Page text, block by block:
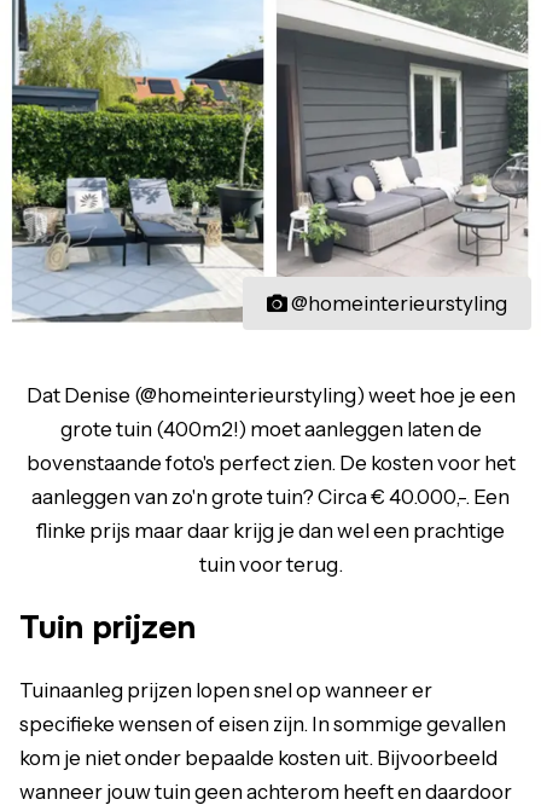
@homeinterieurstyling
Dat Denise (@homeinterieurstyling) weet hoe je een
grote tuin (400m2!) moet aanleggen laten de
bovenstaande foto's perfect zien. De kosten voor het
aanleggen van zo'n grote tuin? Circa € 40.000,-. Een
flinke prijs maar daar krijg je dan wel een prachtige
tuin voor terug.
Tuin prijzen
Tuinaanleg prijzen lopen snel op wanneer er
specifieke wensen of eisen zijn. In sommige gevallen
kom je niet onder bepaalde kosten uit. Bijvoorbeeld
wanneer jouw tuin geen achterom heeft en daardoor